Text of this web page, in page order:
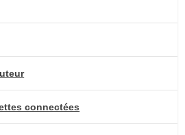
connectées